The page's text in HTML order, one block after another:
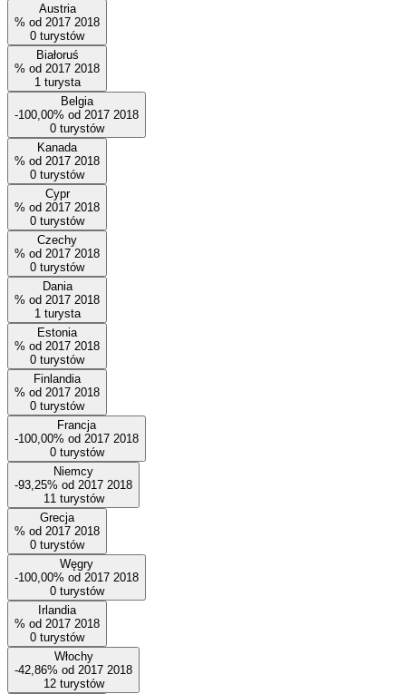
Austria
% od 2017 2018
0 turystów
Białoruś
% od 2017 2018
1 turysta
Belgia
-100,00% od 2017 2018
0 turystów
Kanada
% od 2017 2018
0 turystów
Cypr
% od 2017 2018
0 turystów
Czechy
% od 2017 2018
0 turystów
Dania
% od 2017 2018
1 turysta
Estonia
% od 2017 2018
0 turystów
Finlandia
% od 2017 2018
0 turystów
Francja
-100,00% od 2017 2018
0 turystów
Niemcy
-93,25% od 2017 2018
11 turystów
Grecja
% od 2017 2018
0 turystów
Węgry
-100,00% od 2017 2018
0 turystów
Irlandia
% od 2017 2018
0 turystów
Włochy
-42,86% od 2017 2018
12 turystów